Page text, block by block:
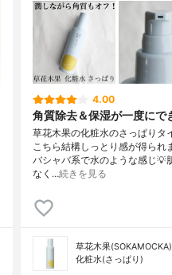
4.00
角質除去＆保湿が一度にで
草花木果の化粧水のさっぱりタ
こちら結構しっとり感が得られ
バシャバ系で水のような感じ💡
なく…続きを見る
草花木果(SOKAMOCKA)
化粧水(さっぱり)